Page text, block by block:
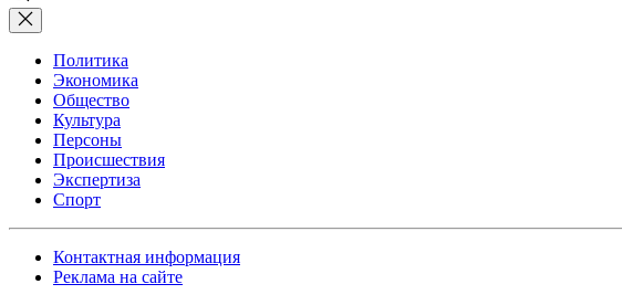
Политика
Экономика
Общество
Культура
Персоны
Происшествия
Экспертиза
Спорт
Контактная информация
Реклама на сайте